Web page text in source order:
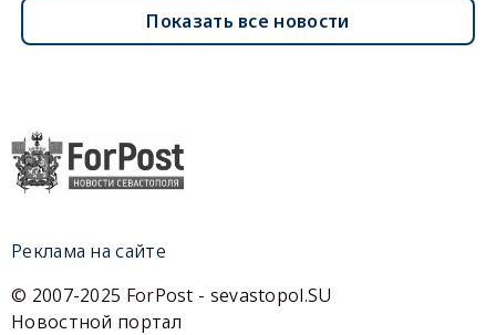
Показать все новости
Реклама на сайте
© 2007-2025 ForPost - sevastopol.SU
Новостной портал